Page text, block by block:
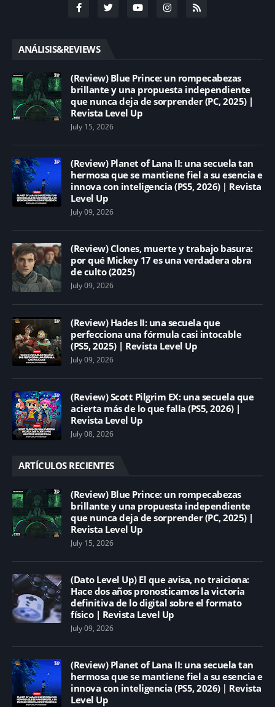
ANÁLISIS&REVIEWS
(Review) Blue Prince: un rompecabezas
brillante y una propuesta independiente
que nunca deja de sorprender (PC, 2025) |
Revista Level Up
July 15, 2026
(Review) Planet of Lana II: una secuela tan
hermosa que se mantiene fiel a su esencia e
innova con inteligencia (PS5, 2026) | Revista
Level Up
July 09, 2026
(Review) Clones, muerte y trabajo basura:
por qué Mickey 17 es una verdadera obra
de culto (2025)
July 09, 2026
(Review) Hades II: una secuela que
perfecciona una fórmula casi intocable
(PS5, 2025) | Revista Level Up
July 09, 2026
(Review) Scott Pilgrim EX: una secuela que
acierta más de lo que falla (PS5, 2026) |
Revista Level Up
July 08, 2026
ARTÍCULOS RECIENTES
(Review) Blue Prince: un rompecabezas
brillante y una propuesta independiente
que nunca deja de sorprender (PC, 2025) |
Revista Level Up
July 15, 2026
(Dato Level Up) El que avisa, no traiciona:
Hace dos años pronosticamos la victoria
definitiva de lo digital sobre el formato
físico | Revista Level Up
July 09, 2026
(Review) Planet of Lana II: una secuela tan
hermosa que se mantiene fiel a su esencia e
innova con inteligencia (PS5, 2026) | Revista
Level Up